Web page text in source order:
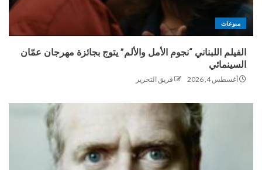
منوعات
الفيلم اللبناني “نجوم الأمل والألم” يتوج بجائزة مهرجان عمّان
السينمائي
أغسطس 4, 2026 فريق التحرير